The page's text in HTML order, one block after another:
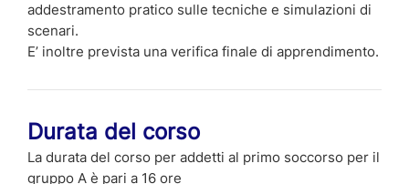
addestramento pratico sulle tecniche e simulazioni di
scenari.
E’ inoltre prevista una verifica finale di apprendimento.
Durata del corso
La durata del corso per addetti al primo soccorso per il
gruppo A è pari a 16 ore